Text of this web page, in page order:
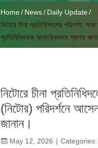
Home News
Daily Update
নিটোরে চীনা প্রতিনিধিদলের পরিদর্শন,
প্রতিনিধিদলকে আন্তরিকভাবে স্বাগত
নিটোরে চীনা
(নিটোর) পরিদর্শনে
জানান।
May 12, 2026 Categories: